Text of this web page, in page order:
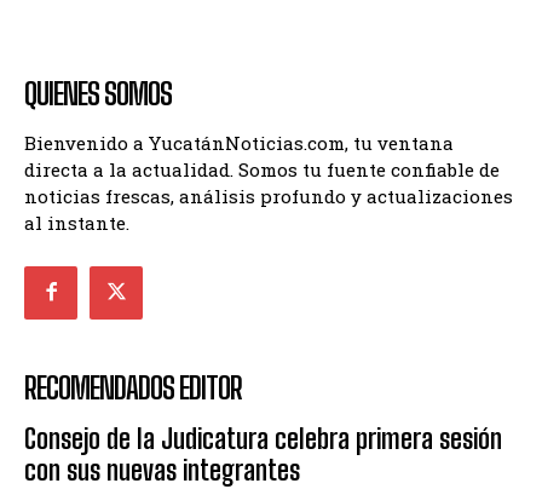
QUIENES SOMOS
Bienvenido a YucatánNoticias.com, tu ventana
directa a la actualidad. Somos tu fuente confiable de
noticias frescas, análisis profundo y actualizaciones
al instante.
RECOMENDADOS EDITOR
Consejo de la Judicatura celebra primera sesión
con sus nuevas integrantes